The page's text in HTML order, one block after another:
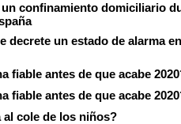
confinamiento domiciliario
decrete un estado de alarma
fiable antes de que acabe
fiable antes de que acabe
al cole de los niños?